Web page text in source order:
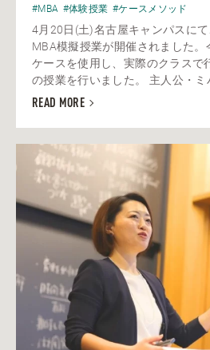
#MBA #体験授業 #ケースメソッド
4月20日(土)名古屋キャンパスに
MBA模擬授業が開催されました
ケースを使用し、実際のクラスで
の授業を行いました。 主人公・ミ
READ MORE